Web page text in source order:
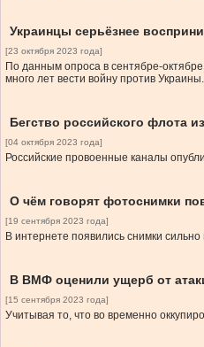
Украинцы серьёзнее
[23 октября 2023 года]
По данным опроса в сентябре-
много лет вести войну против Украины.
Бегство российского флота
[04 октября 2023 года]
Российские провоенные каналы
О чём говорят фотоснимки
[19 сентября 2023 года]
В интернете появились снимки
В ВМФ оценили ущерб от
[15 сентября 2023 года]
Учитывая то, что во временно